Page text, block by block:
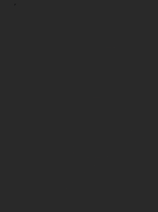
is onlangs verschenen en heeft
of er een vervolg komt.
in korte tijd weet te trekken,
mogelijk tweede seizoen. Toch is
duidelijk: een seizoen 2 is niet
niet.
is
gepresenteerd als een limited series,
is belangrijk, want het betekent dat
om in één seizoen volledig afgerond
uit een beperkt aantal afleveringen
op waargebeurde